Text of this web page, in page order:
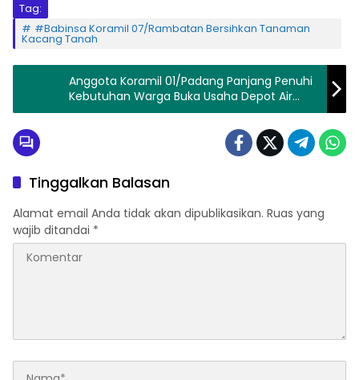
Tag:
#Babinsa Koramil 07/Rambatan Bersihkan Tanaman
Kacang Tanah
Anggota Koramil 01/Padang Panjang Penuhi
Kebutuhan Warga Buka Usaha Depot Air
Minum Isi Ulang
Tinggalkan Balasan
Alamat email Anda tidak akan dipublikasikan. Ruas yang
wajib ditandai *